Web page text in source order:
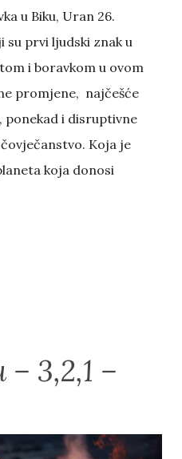
u Biku, Uran 26.
su prvi ljudski znak u
i boravkom u ovom
promjene, najčešće
ponekad i disruptivne
Koja je
koja donosi
3,2,1 –